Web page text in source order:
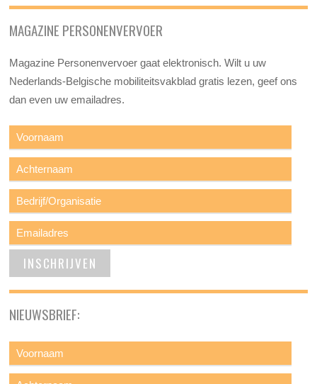
MAGAZINE PERSONENVERVOER
Magazine Personenvervoer gaat elektronisch. Wilt u uw
Nederlands-Belgische mobiliteitsvakblad gratis lezen, geef ons
dan even uw emailadres.
NIEUWSBRIEF: